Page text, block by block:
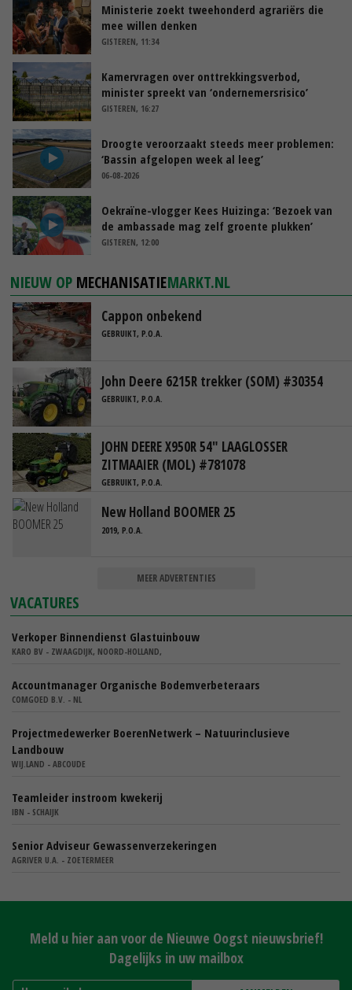
Ministerie zoekt tweehonderd agrariërs die
mee willen denken
GISTEREN, 11:34
Kamervragen over onttrekkingsverbod,
minister spreekt van ‘ondernemersrisico’
GISTEREN, 16:27
Droogte veroorzaakt steeds meer problemen:
‘Bassin afgelopen week al leeg’
06-08-2026
Oekraïne-vlogger Kees Huizinga: ‘Bezoek van
de ambassade mag zelf groente plukken’
GISTEREN, 12:00
NIEUW OP MECHANISATIEMARKT.NL
Cappon onbekend
GEBRUIKT, P.O.A.
John Deere 6215R trekker (SOM) #30354
GEBRUIKT, P.O.A.
JOHN DEERE X950R 54" LAAGLOSSER
ZITMAAIER (MOL) #781078
GEBRUIKT, P.O.A.
New Holland BOOMER 25
2019, P.O.A.
MEER ADVERTENTIES
VACATURES
Verkoper Binnendienst Glastuinbouw
KARO BV - ZWAAGDIJK, NOORD-HOLLAND,
Accountmanager Organische Bodemverbeteraars
COMGOED B.V. - NL
Projectmedewerker BoerenNetwerk – Natuurinclusieve
Landbouw
WIJ.LAND - ABCOUDE
Teamleider instroom kwekerij
IBN - SCHAIJK
Senior Adviseur Gewassenverzekeringen
AGRIVER U.A. - ZOETERMEER
Meld u hier aan voor de Nieuwe Oogst nieuwsbrief!
Dagelijks in uw mailbox